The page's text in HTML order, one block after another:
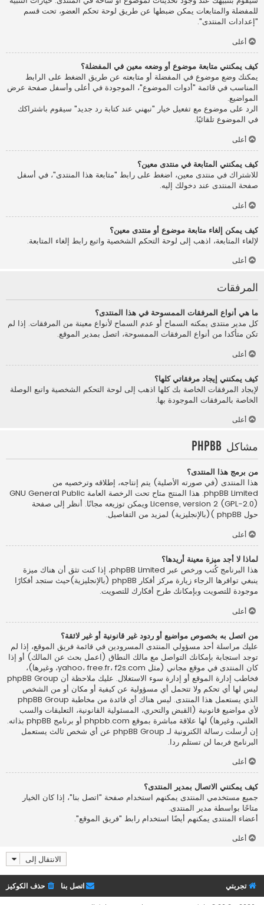
للمفضلة والمتابعات يمكن ضبطها عن طريق لوحة تحكم العضو، تحت قسم
"إعدادات المنتدى".
أعلى
كيف يمكنني متابعة موضوع أو وضعه معين في المفضلة؟
يمكنك وضع موضوع في المفضلة أو متابعته عن طريق الضغط على الرابط
المناسب في قائمة "أدوات الموضوع"، الموجودة في أعلى وأسفل صفحة عرض
المواضيع.
الرد على موضوع مع تفعيل خيار "نبهني عند كتابة رد جديد" سيقوم باشتراكك
في الموضوع تلقائيًا.
أعلى
كيف يمكنني المتابعة في منتدى معين؟
للاشتراك في منتدى معين، اضغط على رابط "متابعة هذا المنتدى"، في أسفل
صفحة المنتدى عند دخولك إليه.
أعلى
كيف يمكن إلغاء متابعة موضوع أو منتدى معين؟
لإلغاء المتابعة، اذهب إلى لوحة التحكم الشخصية واتبع رابط إلغاء المتابعة.
أعلى
المرفقات
ما هي أنواع المرفقات الممسوحة في هذا المنتدى؟
كل مدير منتدى يمكنه السماح أو عدم السماح لأنواع معينة من المرفقات. إذا لم
تكن متأكدا من أنواع المرفقات الممسوحة، اتصل بمدير الموقع.
أعلى
كيف يمكنني إيجاد مرفقاتي كلها؟
لإيجاد المرفقات الخاصة بك كلها اذهب إلى لوحة التحكم الشخصية واتبع الوصلة
الخاصة بالمرفقات الموجودة بها.
أعلى
مشاكل phpBB
من برمج هذا المنتدى؟
هذا المنتدى (في صورته الأصلية) يتم إنتاجه، إطلاقه وترخصيه من
phpBB Limited
. هذا المنتج متاح تحت الرخصة العامة GNU General Public
License, version 2 (GPL-2.0) ويمكن توزيعه مجانًا. أنظر إلى صفحة
حول phpBB )(بالإنجليزية)
لمزيد من التفاصيل.
أعلى
لماذا لا أجد ميزة معينة أريدها؟
هذا البرنامج كُتب ورخص عبر phpBB Limited، إذا كنت تثق أن هناك ميزة
ينبغي توافرها الرجاء زيارة مركز أفكار phpBB (بالإنجليزية)
حيث ستجد أفكارًا
موجودة للتصويت وبإمكانك طرح أفكارك للتصويت.
أعلى
من اتصل به بخصوص مواضيع أو ردود غير قانونية أو غير لائقة؟
عليك مراسلة أحد مسؤولي المنتدى المسرودين في قائمة فريق الموقع، إذا لم
توجد استجابة بإمكانك التواصل مع مالك النطاق (اعمل بحث عن المالك) أو إذا
كان المنتدى في موقع مجاني (مثل yahoo، free.fr، f2s.com، وغيرها)،
فخاطب إدارة الموقع أو إدارة سوء الاستغلال. عليك ملاحظة أن phpBB Group
ليس لها أي تحكم ولا تتحمل أي مسؤولية عن كيفية أو مكان أو من الشخص
الذي يستعمل هذا المنتدى. ليس هناك أي فائدة من مخاطبة phpBB Group
لأي مواضيع قانونية (القبض والتحري، المسئولية القانونية، التعليقات والسب
العلني، وغيرها) لها علاقة مباشرة بموقع phpbb.com أو برنامج phpBB بذاته.
إن أرسلت رسالة الكترونية لـ phpBB Group عن أي شخص ثالث يستعمل
البرنامج فربما لن تستلم ردا.
أعلى
كيف يمكنني الاتصال بمدير المنتدى؟
جميع مستخدمي المنتدى يمكنهم استخدام صفحة "اتصل بنا"، إذا كان الخيار
متاحًا بواسطة مدير المنتدى.
أعضاء المنتدى يمكنهم أيضًا استخدام رابط "فريق الموقع".
أعلى
الانتقال إلى
تجربتي حذف الكوكيز اتصل بنا